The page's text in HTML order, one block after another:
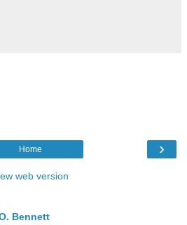
›
Home
web version
Bennett